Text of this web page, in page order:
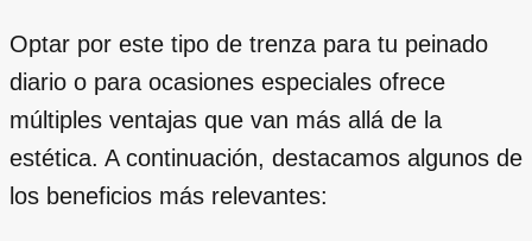
Optar por este tipo de trenza para tu peinado
diario o para ocasiones especiales ofrece
múltiples ventajas que van más allá de la
estética. A continuación, destacamos algunos de
los beneficios más relevantes: